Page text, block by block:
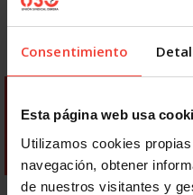
Consentimiento
Esta página web usa
Utilizamos cookies
navegación, obtener
de nuestros visitantes y